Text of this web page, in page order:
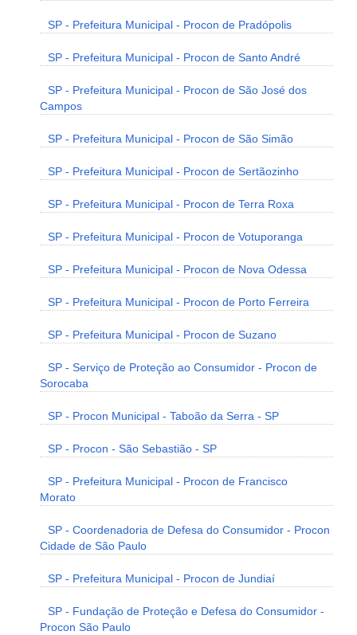
SP - Prefeitura Municipal - Procon de Pradópolis
SP - Prefeitura Municipal - Procon de Santo André
SP - Prefeitura Municipal - Procon de São José dos
Campos
SP - Prefeitura Municipal - Procon de São Simão
SP - Prefeitura Municipal - Procon de Sertãozinho
SP - Prefeitura Municipal - Procon de Terra Roxa
SP - Prefeitura Municipal - Procon de Votuporanga
SP - Prefeitura Municipal - Procon de Nova Odessa
SP - Prefeitura Municipal - Procon de Porto Ferreira
SP - Prefeitura Municipal - Procon de Suzano
SP - Serviço de Proteção ao Consumidor - Procon de
Sorocaba
SP - Procon Municipal - Taboão da Serra - SP
SP - Procon - São Sebastião - SP
SP - Prefeitura Municipal - Procon de Francisco
Morato
SP - Coordenadoria de Defesa do Consumidor - Procon
Cidade de São Paulo
SP - Prefeitura Municipal - Procon de Jundiaí
SP - Fundação de Proteção e Defesa do Consumidor -
Procon São Paulo